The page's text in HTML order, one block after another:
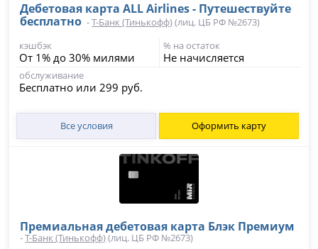
Дебетовая карта ALL Airlines - Путешествуйте
бесплатно -Т-Банк (Тинькофф)(лиц. ЦБ РФ №2673)
кэшбэк
От 1% до 30% милями
% на остаток
Не начисляется
обслуживание
Бесплатно или 299 руб.
Все условия Оформить карту
Премиальная дебетовая карта Блэк Премиум
-Т-Банк (Тинькофф)(лиц. ЦБ РФ №2673)